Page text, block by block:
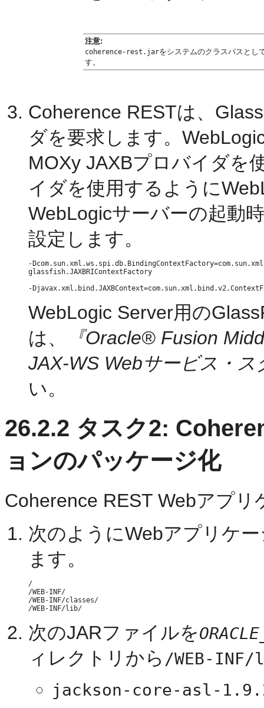
注意:
coherence-rest.jarをシステムのクラスパスとし
す。
Coherence RESTは、
ダを要求します。
MOXy JAXBプロバイダを
イダを使用するように
WebLogicサーバーの起動
設定します。
-
glassfish.JAXBRIContextFactory
WebLogic Server用の
は、
『Oracle® Fusion
JAX-WS Webサービス・ス
い。
26.2.2 タスク2:
ョンのパッケージ化
Coherence REST Webアプ
次のようにWebアプリケ
ます。
/
/WEB-INF/
/WEB-INF/classes/
次のJARファイルを
ィレクトリから /WEB-
jackson-core-asl-